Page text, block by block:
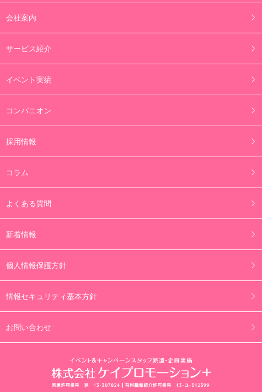
会社案内
サービス紹介
イベント実績
コンパニオン
採用情報
コラム
よくある質問
新着情報
個人情報保護方針
情報セキュリティ基本方針
お問い合わせ